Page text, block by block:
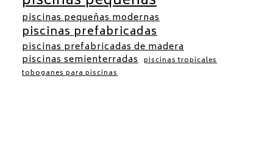
piscinas pequeñas modernas
piscinas prefabricadas
piscinas prefabricadas de madera
piscinas semienterradas piscinas tropicales
toboganes para piscinas